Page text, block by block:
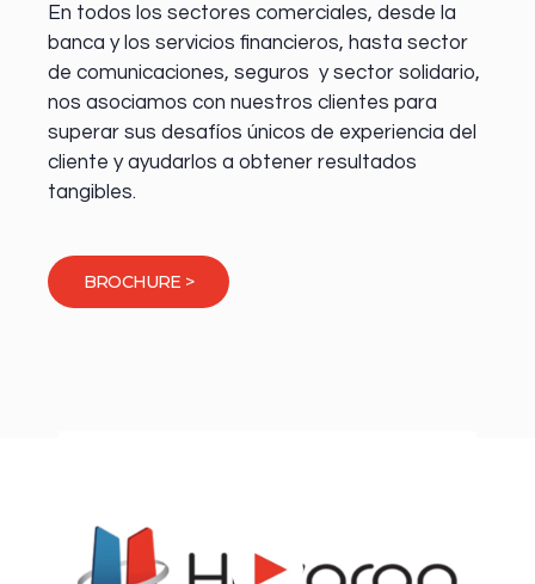
En todos los sectores comerciales, desde la
banca y los servicios financieros, hasta sector
de comunicaciones, seguros y sector solidario,
nos asociamos con nuestros clientes para
superar sus desafíos únicos de experiencia del
cliente y ayudarlos a obtener resultados
tangibles.
BROCHURE >